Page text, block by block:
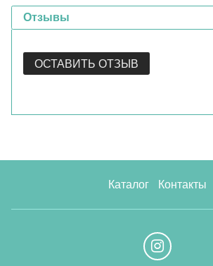
Отзывы
ОСТАВИТЬ ОТЗЫВ
Каталог Контакты